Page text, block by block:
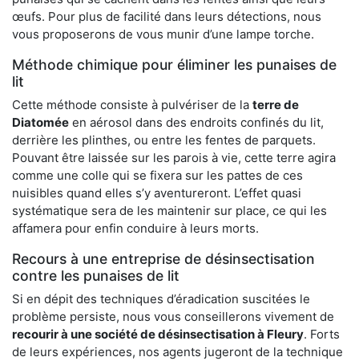
œufs. Pour plus de facilité dans leurs détections, nous
vous proposerons de vous munir d’une lampe torche.
Méthode chimique pour éliminer les punaises de
lit
Cette méthode consiste à pulvériser de la terre de
Diatomée en aérosol dans des endroits confinés du lit,
derrière les plinthes, ou entre les fentes de parquets.
Pouvant être laissée sur les parois à vie, cette terre agira
comme une colle qui se fixera sur les pattes de ces
nuisibles quand elles s’y aventureront. L’effet quasi
systématique sera de les maintenir sur place, ce qui les
affamera pour enfin conduire à leurs morts.
Recours à une entreprise de désinsectisation
contre les punaises de lit
Si en dépit des techniques d’éradication suscitées le
problème persiste, nous vous conseillerons vivement de
recourir à une société de désinsectisation à Fleury. Forts
de leurs expériences, nos agents jugeront de la technique